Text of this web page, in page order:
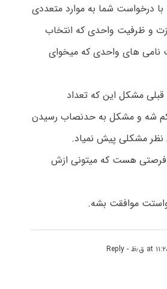
درخواست شما به موارد متعددی
و ظرفیت واحدی که انتخاب
نامی های واحدی که میخوای
مشکل این که تعداد
شه و مشکل به حدنصاب رسیدن
نظر مشکلی پیش نمیاد.
فرصتی هست که میتونی ازش
موافقت بشه.
- Reply